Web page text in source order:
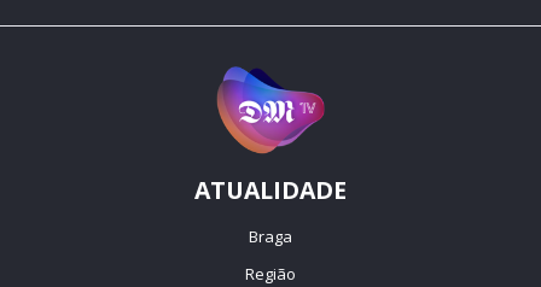
ATUALIDADE
Braga
Região